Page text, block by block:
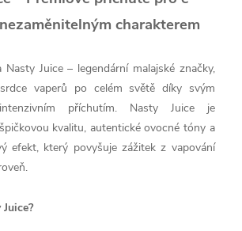
charakterem
Juice – legendární malajské značky,
vaperů po celém světě díky svým
příchutím. Nasty Juice je
kvalitu, autentické ovocné tóny a
efekt, který povyšuje zážitek z vapování